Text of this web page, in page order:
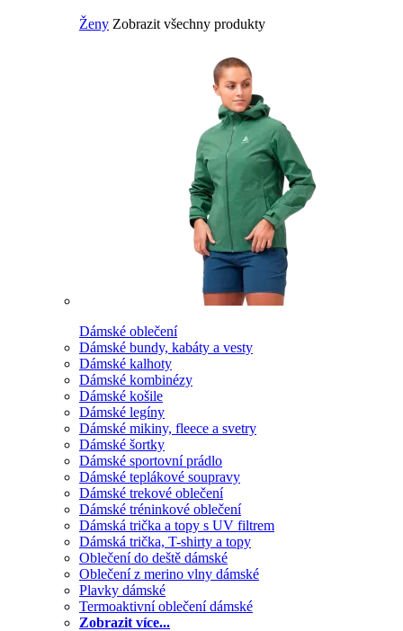
Ženy Zobrazit všechny produkty
Dámské oblečení
Dámské bundy, kabáty a vesty
Dámské kalhoty
Dámské kombinézy
Dámské košile
Dámské legíny
Dámské mikiny, fleece a svetry
Dámské šortky
Dámské sportovní prádlo
Dámské teplákové soupravy
Dámské trekové oblečení
Dámské tréninkové oblečení
Dámská trička a topy s UV filtrem
Dámská trička, T-shirty a topy
Oblečení do deště dámské
Oblečení z merino vlny dámské
Plavky dámské
Termoaktivní oblečení dámské
Zobrazit více...